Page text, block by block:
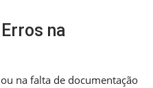
na
na falta de documentação